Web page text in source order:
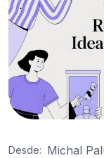
Desde: Michal